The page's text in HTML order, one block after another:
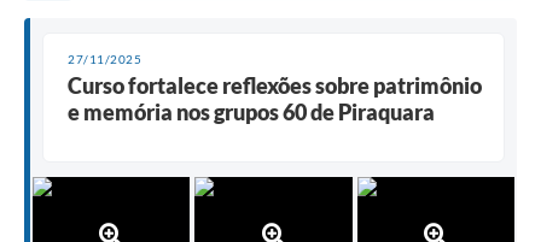
27/11/2025
Curso fortalece reflexões sobre patrimônio
e memória nos grupos 60 de Piraquara